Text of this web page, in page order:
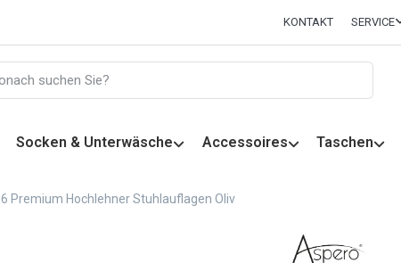
KONTAKT SERVICE
Socken & Unterwäsche Accessoires Taschen
6 Premium Hochlehner Stuhlauflagen Oliv